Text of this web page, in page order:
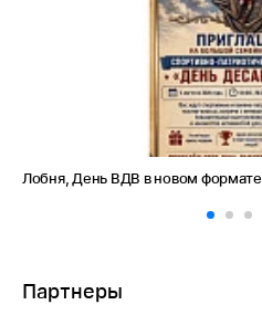
Лобня, День ВДВ в новом формате
Партнеры